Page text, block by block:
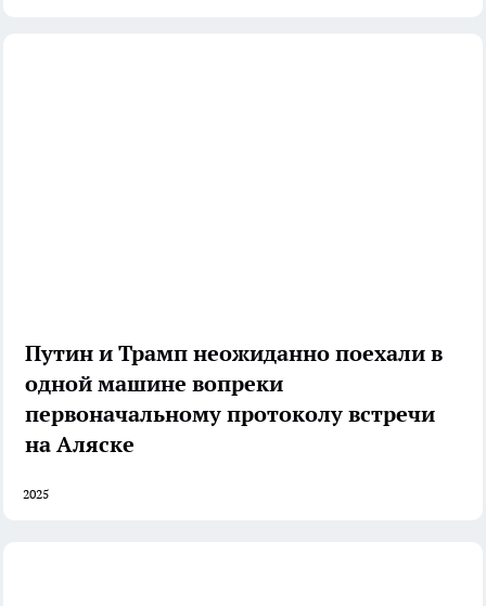
Путин и Трамп неожиданно поехали в
одной машине вопреки
первоначальному протоколу встречи
на Аляске
2025